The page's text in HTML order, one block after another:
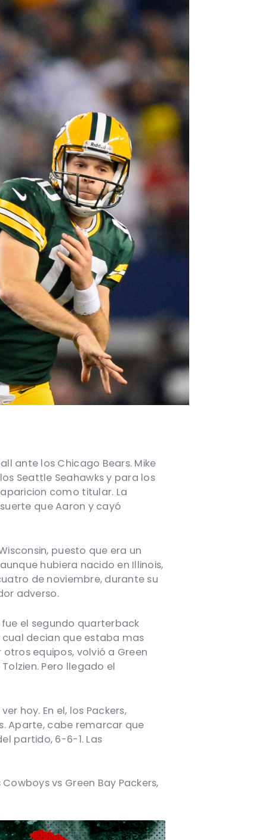
ante los Chicago Bears. Mike
Seattle Seahawks y para los
como titular. La
que Aaron y cayó
puesto que era un
hubiera nacido en Illinois,
de noviembre, durante su
adverso.
el segundo quarterback
cual decian que estaba mas
equipos, volvió a Green
Pero llegado el
hoy. En el, los Packers,
Aparte, cabe remarcar que
partido, 6-6-1. Las
vs Green Bay Packers,